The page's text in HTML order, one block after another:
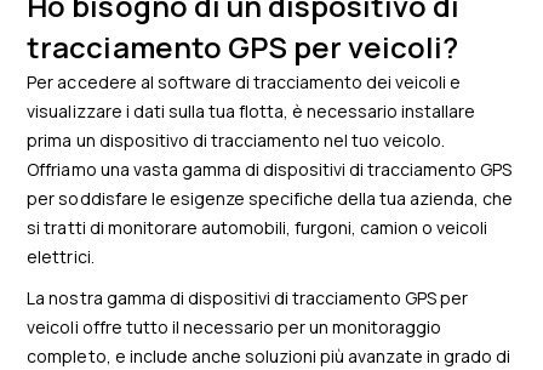
tracciamento GPS per veicoli?
Per accedere al software di tracciamento dei veicoli e
visualizzare i dati sulla tua flotta, è necessario installare
prima un dispositivo di tracciamento nel tuo veicolo.
Offriamo una vasta gamma di dispositivi di tracciamento GPS
per soddisfare le esigenze specifiche della tua azienda, che
si tratti di monitorare automobili, furgoni, camion o veicoli
elettrici.
La nostra gamma di dispositivi di tracciamento GPS per
veicoli offre tutto il necessario per un monitoraggio
completo, e include anche soluzioni più avanzate in grado di